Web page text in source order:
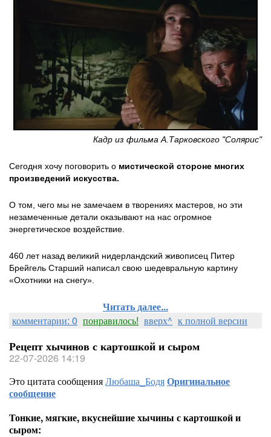
Кадр из фильма А.Тарковского "Солярис"
Сегодня хочу поговорить о мистической стороне многих
произведений искусства.
О том, чего мы не замечаем в творениях мастеров, но эти
незамеченные детали оказывают на нас огромное
энергетическое воздействие.
460 лет назад великий нидерландский живописец Питер
Брейгель Старший написал свою шедевральную картину
«Охотники на снегу».
Читать далее...
комментарии: 0 понравилось! вверх^ к полной версии
Рецепт хычинов с картошкой и сыром
22-07-2026 14:19
Это цитата сообщенияЛюбаша_БодяОригинальное
сообщение
Тонкие, мягкие, вкуснейшие хычины с картошкой и
сыром: